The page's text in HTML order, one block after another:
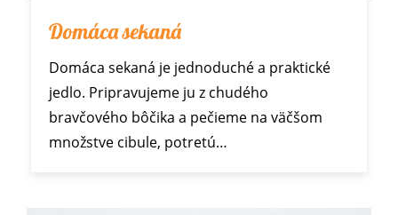
Domáca sekaná
Domáca sekaná je jednoduché a praktické
jedlo. Pripravujeme ju z chudého
bravčového bôčika a pečieme na väčšom
množstve cibule, potretú…